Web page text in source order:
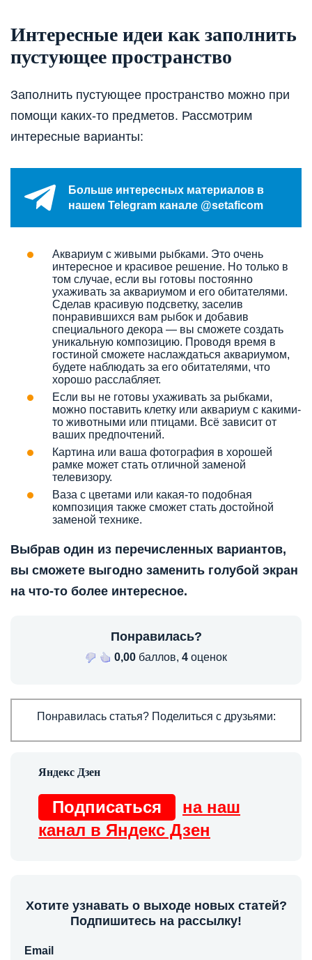
Интересные идеи как заполнить
пустующее пространство
Заполнить пустующее пространство можно при
помощи каких-то предметов. Рассмотрим
интересные варианты:
Больше интересных материалов в
нашем Telegram канале @setaficom
Аквариум с живыми рыбками. Это очень
интересное и красивое решение. Но только в
том случае, если вы готовы постоянно
ухаживать за аквариумом и его обитателями.
Сделав красивую подсветку, заселив
понравившихся вам рыбок и добавив
специального декора — вы сможете создать
уникальную композицию. Проводя время в
гостиной сможете наслаждаться аквариумом,
будете наблюдать за его обитателями, что
хорошо расслабляет.
Если вы не готовы ухаживать за рыбками,
можно поставить клетку или аквариум с какими-
то животными или птицами. Всё зависит от
ваших предпочтений.
Картина или ваша фотография в хорошей
рамке может стать отличной заменой
телевизору.
Ваза с цветами или какая-то подобная
композиция также сможет стать достойной
заменой технике.
Выбрав один из перечисленных вариантов,
вы сможете выгодно заменить голубой экран
на что-то более интересное.
Понравилась?
0,00 баллов, 4 оценок
Понравилась статья? Поделиться с друзьями:
Подписаться
на наш
канал в Яндекс Дзен
Хотите узнавать о выходе новых статей?
Подпишитесь на рассылку!
Email